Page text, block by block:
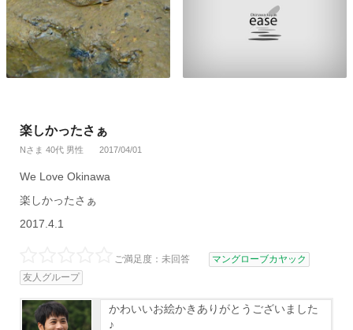
楽しかったさぁ
Nさま 40代 男性 2017/04/01
We Love Okinawa
楽しかったさぁ
2017.4.1
ご満足度：未回答
マングローブカヤック
友人グループ
かわいいお絵かきありがとうございました
♪